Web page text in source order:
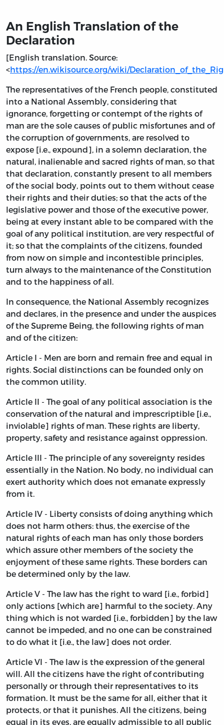
An English Translation of the
Declaration
[English translation. Source:
<https://en.wikisource.org/wiki/
The representatives of the French people, constituted
into a National Assembly, considering that
ignorance, forgetting or contempt of the rights of
man are the sole causes of public misfortunes and of
the corruption of governments, are resolved to
expose [i.e., expound], in a solemn declaration, the
natural, inalienable and sacred rights of man, so that
that declaration, constantly present to all members
of the social body, points out to them without cease
their rights and their duties; so that the acts of the
legislative power and those of the executive power,
being at every instant able to be compared with the
goal of any political institution, are very respectful of
it; so that the complaints of the citizens, founded
from now on simple and incontestible principles,
turn always to the maintenance of the Constitution
and to the happiness of all.
In consequence, the National Assembly recognizes
and declares, in the presence and under the auspices
of the Supreme Being, the following rights of man
and of the citizen:
Article I - Men are born and remain free and equal in
rights. Social distinctions can be founded only on
the common utility.
Article II - The goal of any political association is the
conservation of the natural and imprescriptible [i.e.,
inviolable] rights of man. These rights are liberty,
property, safety and resistance against oppression.
Article III - The principle of any sovereignty resides
essentially in the Nation. No body, no individual can
exert authority which does not emanate expressly
from it.
Article IV - Liberty consists of doing anything which
does not harm others: thus, the exercise of the
natural rights of each man has only those borders
which assure other members of the society the
enjoyment of these same rights. These borders can
be determined only by the law.
Article V - The law has the right to ward [i.e., forbid]
only actions [which are] harmful to the society. Any
thing which is not warded [i.e., forbidden] by the law
cannot be impeded, and no one can be constrained
to do what it [i.e., the law] does not order.
Article VI - The law is the expression of the general
will. All the citizens have the right of contributing
personally or through their representatives to its
formation. It must be the same for all, either that it
protects, or that it punishes. All the citizens, being
equal in its eyes, are equally admissible to all public